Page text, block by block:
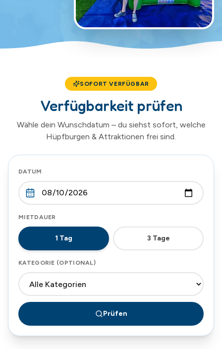
SOFORT VERFÜGBAR
Verfügbarkeit prüfen
Wähle dein Wunschdatum – du siehst sofort, welche
Hüpfburgen & Attraktionen frei sind.
DATUM
MIETDAUER
1 Tag 3 Tage
KATEGORIE (OPTIONAL)
Prüfen